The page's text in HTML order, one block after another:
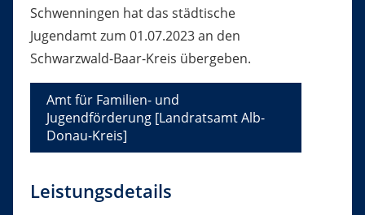
Schwenningen hat das städtische
Jugendamt zum 01.07.2023 an den
Schwarzwald-Baar-Kreis übergeben.
Amt für Familien- und
Jugendförderung [Landratsamt Alb-
Donau-Kreis]
Leistungsdetails